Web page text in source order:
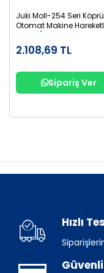
Juki Moll-254 Seri Köprü
Otomat Makine
Bıçak /138-81255
2.108,69 TL
Sipariş Ver
Hızlı